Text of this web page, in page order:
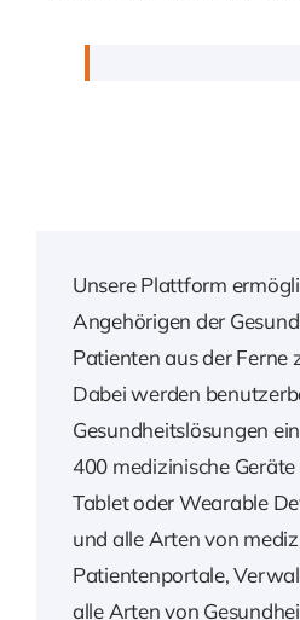
Unsere Plattform
Angehörigen der
Patienten aus der Ferne
Dabei werden
Gesundheitslösungen
400 medizinische
Tablet oder Wearable
und alle Arten von
Patientenportale,
alle Arten von